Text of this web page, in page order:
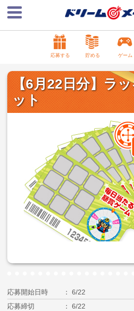
応募する 貯める ゲーム
【6月22日分】ラ
ット
応募開始日時
6/22
応募締切
6/22